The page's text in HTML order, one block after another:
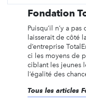
Fondation
Puisqu’il n’y a
laisserait de côté
d’entreprise
ci les moyens de
ciblant les jeunes
l’égalité des
Tous les articles